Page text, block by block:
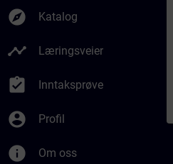
explore Katalog
timeline Læringsveier
assignment_turned_in Inntaksprøve
account_circle Profil
info Om oss